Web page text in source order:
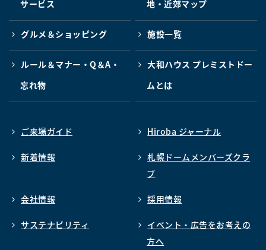
サービス
地・近郊マップ
グルメ＆ショッピング 施設一覧
ルール＆マナー・Q＆A・
忘れ物
大和ハウス プレミストドー
ムとは
ご来場ガイド Hiroba ジャーナル
新着情報
札幌ドームメンバーズクラ
ブ
会社情報 採用情報
サステナビリティ
イベント・広告をお考えの
方へ